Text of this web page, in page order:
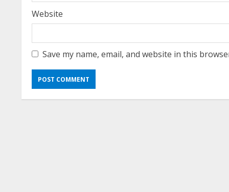
Website
Save my name, email, and website in this